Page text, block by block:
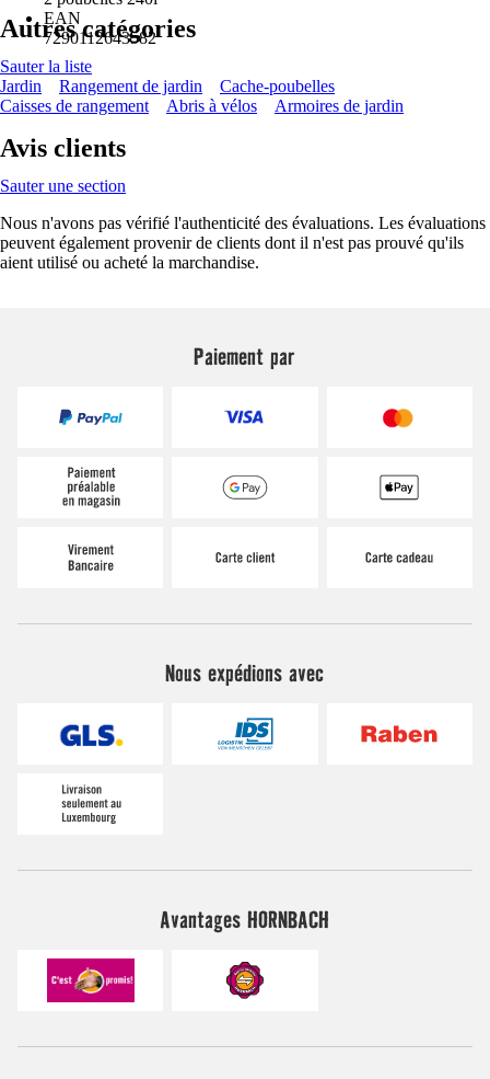
EAN
7290112643582
Autres catégories
Sauter la liste
Jardin
Rangement de jardin
Cache-poubelles
Caisses de rangement
Abris à vélos Armoires de jardin
Avis clients
Sauter une section
Nous n'avons pas vérifié l'authenticité des évaluations. Les évaluations
peuvent également provenir de clients dont il n'est pas prouvé qu'ils
aient utilisé ou acheté la marchandise.
Paiement par
Nous expédions avec
Avantages HORNBACH